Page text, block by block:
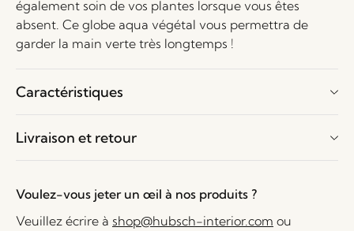
également soin de vos plantes lorsque vous êtes
absent. Ce globe aqua végétal vous permettra de
garder la main verte très longtemps !
Caractéristiques
Livraison et retour
Voulez-vous jeter un œil à nos produits ?
Veuillez écrire à shop@hubsch-interior.com ou